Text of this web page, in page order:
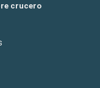
crucero